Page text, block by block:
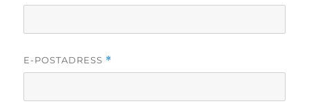
E-POSTADRESS *